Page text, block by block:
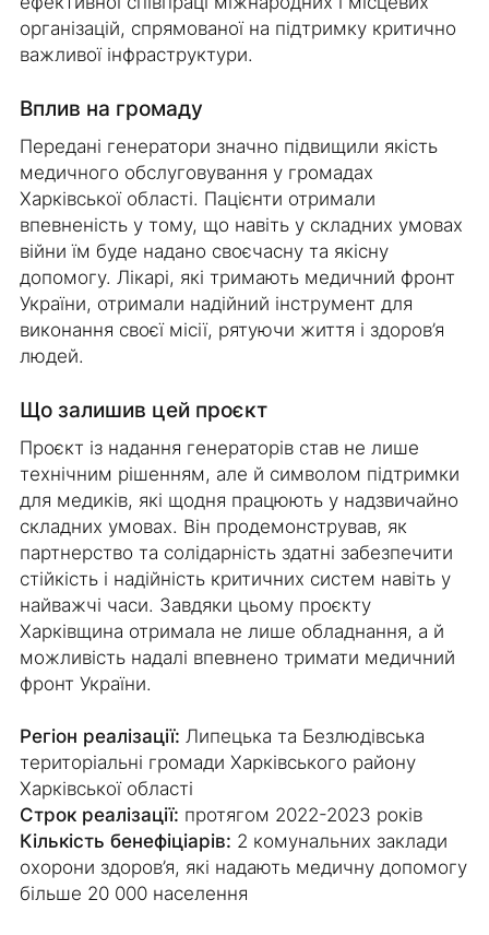
організацій, спрямованої на підтримку критично
важливої інфраструктури.
Вплив на громаду
Передані генератори значно підвищили якість
медичного обслуговування у громадах
Харківської області. Пацієнти отримали
впевненість у тому, що навіть у складних умовах
війни їм буде надано своєчасну та якісну
допомогу. Лікарі, які тримають медичний фронт
України, отримали надійний інструмент для
виконання своєї місії, рятуючи життя і здоров’я
людей.
Що залишив цей проєкт
Проєкт із надання генераторів став не лише
технічним рішенням, але й символом підтримки
для медиків, які щодня працюють у надзвичайно
складних умовах. Він продемонстрував, як
партнерство та солідарність здатні забезпечити
стійкість і надійність критичних систем навіть у
найважчі часи. Завдяки цьому проєкту
Харківщина отримала не лише обладнання, а й
можливість надалі впевнено тримати медичний
фронт України.
Регіон реалізації: Липецька та Безлюдівська
територіальні громади Харківського району
Харківської області
Строк реалізації: протягом 2022-2023 років
Кількість бенефіціарів: 2 комунальних заклади
охорони здоров’я, які надають медичну допомогу
більше 20 000 населення